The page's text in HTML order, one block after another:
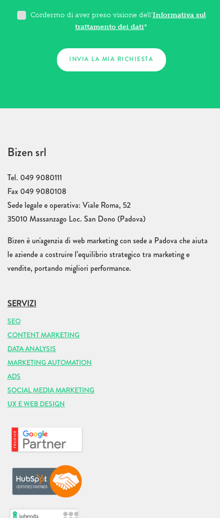
Confermo di aver preso visione dell'Informativa sul
trattamento dei dati*
Bizen srl
Tel. 049 9080111
Fax 049 9080108
Sede legale e operativa: Viale Roma, 52
35010 Massanzago Loc. San Dono (Padova)
Bizen è un'agenzia di web marketing con sede a Padova che aiuta
le aziende a costruire l’equilibrio strategico tra marketing e
vendite, portando migliori performance.
SERVIZI
SEO
CONTENT MARKETING
DATA ANALYSIS
MARKETING AUTOMATION
ADS
SOCIAL MEDIA MARKETING
UX E WEB DESIGN